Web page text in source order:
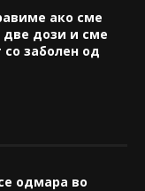
ако сме
две дози и сме
со заболен од
одмара во